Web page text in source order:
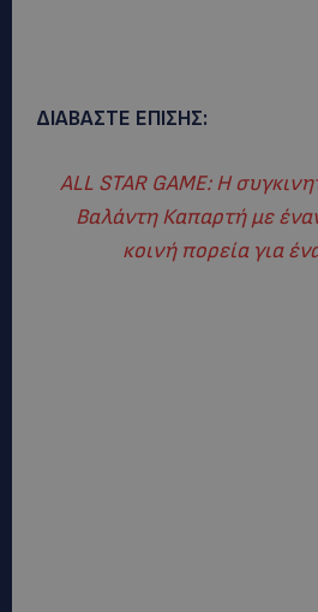
ΔΙΑΒΑΣΤΕ ΕΠΙΣΗΣ:
ALL STAR GAME: Η
Βαλάντη Καπαρτή με
κοινή πορεία για